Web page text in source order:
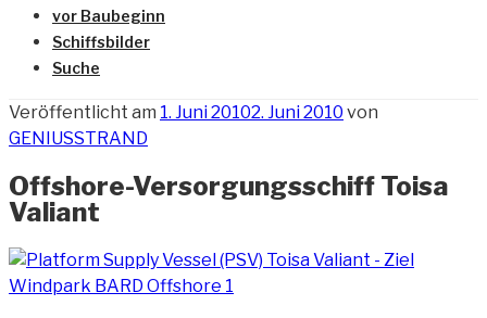
vor Baubeginn
Schiffsbilder
Suche
Veröffentlicht am 1. Juni 20102. Juni 2010 von
GENIUSSTRAND
Offshore-Versorgungsschiff Toisa
Valiant